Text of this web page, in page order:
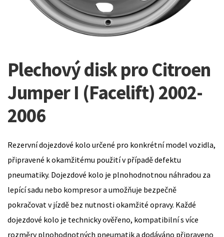
Plechový disk pro Citroen
Jumper I (Facelift) 2002-
2006
Rezervní dojezdové kolo určené pro konkrétní model vozidla,
připravené k okamžitému použití v případě defektu
pneumatiky. Dojezdové kolo je plnohodnotnou náhradou za
lepící sadu nebo kompresor a umožňuje bezpečně
pokračovat v jízdě bez nutnosti okamžité opravy. Každé
dojezdové kolo je technicky ověřeno, kompatibilní s více
rozměry plnohodnotných pneumatik a dodáváno připraveno